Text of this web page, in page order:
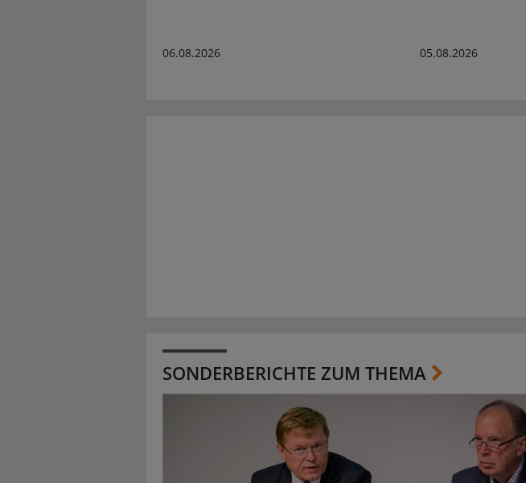
06.08.2026 05.08.2026
SONDERBERICHTE ZUM THEMA